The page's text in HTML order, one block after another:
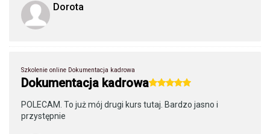
Dorota
Szkolenie online Dokumentacja kadrowa
Dokumentacja kadrowa
POLECAM. To już mój drugi kurs tutaj. Bardzo jasno i
przystępnie